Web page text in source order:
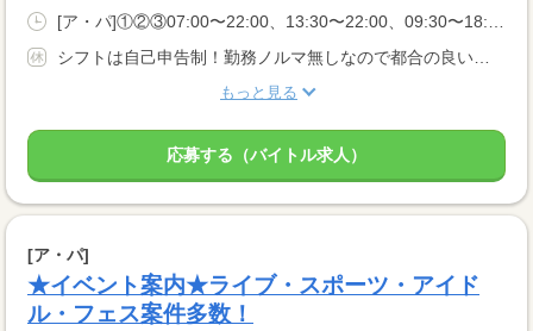
[ア・パ]①②③07:00〜22:00、13:30〜22:00、09:30〜18:00
シフトは自己申告制！勤務ノルマ無しなので都合の良い日に勤務ができます！休日設定も自由！
もっと見る
応募する（バイトル求人）
[ア・パ]
★イベント案内★ライブ・スポーツ・アイド
ル・フェス案件多数！